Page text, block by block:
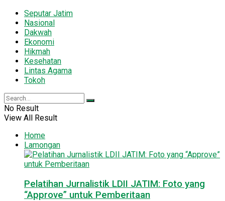
Seputar Jatim
Nasional
Dakwah
Ekonomi
Hikmah
Kesehatan
Lintas Agama
Tokoh
No Result
View All Result
Home
Lamongan
Pelatihan Jurnalistik LDII JATIM: Foto yang
“Approve” untuk Pemberitaan